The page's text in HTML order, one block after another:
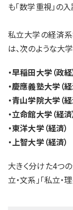
も「数学重視」の
私立大学の経済系
は、次のような大
・早稲田大学（政経
・慶應義塾大学（経
・青山学院大学（経
・立命館大学（経済
・東洋大学（経済）
・上智大学（経済）
大きく分けた4つの
立・文系」「私立・